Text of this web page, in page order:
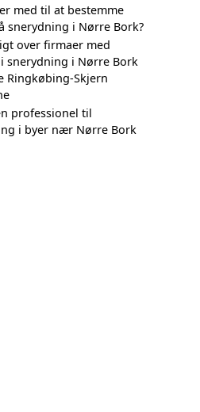
med til at bestemme
snerydning i Nørre Bork?
over firmaer med
snerydning i Nørre Bork
Ringkøbing-Skjern
professionel til
i byer nær Nørre Bork